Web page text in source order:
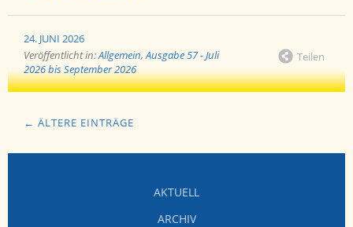
24. JUNI 2026
Veröffentlicht in:Allgemein,Ausgabe 57 - Juli
2026 bis September 2026
Teilen
← ÄLTERE EINTRÄGE
AKTUELL
ARCHIV